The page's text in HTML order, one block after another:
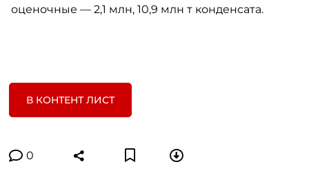
оценочные — 2,1 млн, 10,9 млн т конденсата.
В КОНТЕНТ ЛИСТ
0